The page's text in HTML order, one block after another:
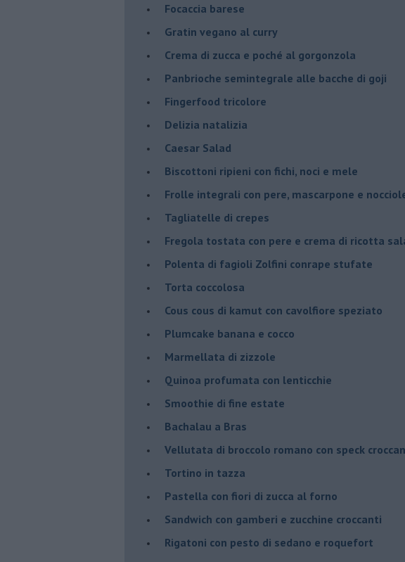
Focaccia barese
Gratin vegano al curry
Crema di zucca e poché al gorgonzola
Panbrioche semintegrale alle bacche di goji
Fingerfood tricolore
Delizia natalizia
Caesar Salad
Biscottoni ripieni con fichi, noci e mele
Frolle integrali con pere, mascarpone e
Tagliatelle di crepes
Fregola tostata con pere e crema di ricotta
Polenta di fagioli Zolfini conrape stufate
Torta coccolosa
Cous cous di kamut con cavolfiore speziato
Plumcake banana e cocco
Marmellata di zizzole
Quinoa profumata con lenticchie
Smoothie di fine estate
Bachalau a Bras
Vellutata di broccolo romano con speck
Tortino in tazza
Pastella con fiori di zucca al forno
Sandwich con gamberi e zucchine croccanti
Rigatoni con pesto di sedano e roquefort